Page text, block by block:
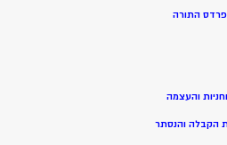
פרדס התורה
והעצמה
הקבלה והנסתר